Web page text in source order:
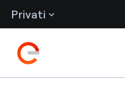
Privati